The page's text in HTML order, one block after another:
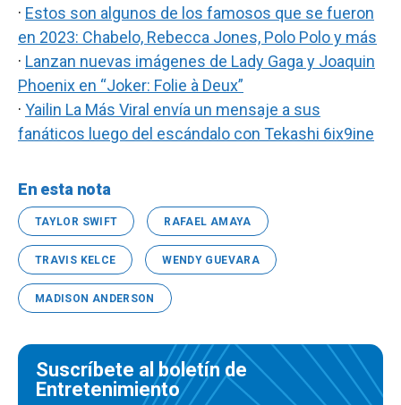
· Estos son algunos de los famosos que se fueron
en 2023: Chabelo, Rebecca Jones, Polo Polo y más
· Lanzan nuevas imágenes de Lady Gaga y Joaquin
Phoenix en “Joker: Folie à Deux”
· Yailin La Más Viral envía un mensaje a sus
fanáticos luego del escándalo con Tekashi 6ix9ine
En esta nota
TAYLOR SWIFT RAFAEL AMAYA
TRAVIS KELCE WENDY GUEVARA
MADISON ANDERSON
Suscríbete al boletín de
Entretenimiento